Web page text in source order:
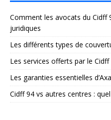
Comment les avocats du Cidff
juridiques
Les différents types de
Les services offerts par le
Les garanties essentielles
Cidff 94 vs autres centres :